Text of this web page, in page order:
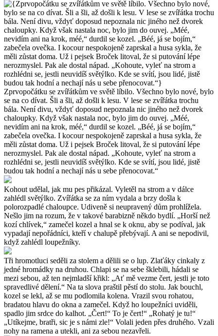
Zprvopočátku se zvířátkům ve světě líbilo. Všechno bylo nové, bylo
se na co dívat. Šli a šli, až došli k lesu. V lese se zvířátka trochu
bála. Není divu, vždyť doposud nepoznala nic jiného než dvorek
chaloupky. Když však nastala noc, bylo jim do ouvej. „Méé,
nevidím ani na krok, méé,“ durdil se kozel. „Béé, já se bojím,“
zabečela ovečka. I kocour nespokojeně zaprskal a husa sykla, že
měli zůstat doma. Už i pejsek Broček litoval, že si putování lépe
nerozmyslel. Pak ale dostal nápad. „Kohoute, vyleť na strom a
rozhlédni se, jestli neuvidíš světýlko. Kde se svítí, jsou lidé, jistě
budou tak hodní a nechají nás u sebe přenocovat.“
Kohout udělal, jak mu pes přikázal. Vyletěl na strom a v dálce
zahlédl světýlko. Zvířátka se za ním vydala a brzy došla k
polorozpadlé chaloupce. Udiveně si neupravený dům prohlížela.
Nešlo jim na rozum, že v takové barabizně někdo bydlí. „Horší než
kozí chlívek,“ zamečel kozel a hnal se k oknu, aby se podíval, jak
vypadají nepořádníci, kteří v chalupě přebývají. A ani se nepodivil,
když zahlédl loupežníky.
Tři hromotluci seděli za stolem a dělili se o lup. Zlaťáky cinkaly z
jedné hromádky na druhou. Chlapi se na sebe šklebili, hádali se
mezi sebou, až ten nejmladší křikl: „Ať mě vezme čert, jestli je toto
spravedlivé dělení.“ Na ta slova praštil pěstí do stolu. Jak bouchl,
kozel se lekl, až se mu podlomila kolena. Vrazil svou rohatou,
bradatou hlavu do okna a zamečel. Když ho loupežníci uviděli,
spadlo jim srdce do kalhot. „Čert!“ To je čert!“ „Rohatý je tu!“
„Utíkejme, bratři, sic je s námi zle!“ Volali jeden přes druhého. Vzali
nohy na ramena a utekli, ani za sebou nezavřeli.